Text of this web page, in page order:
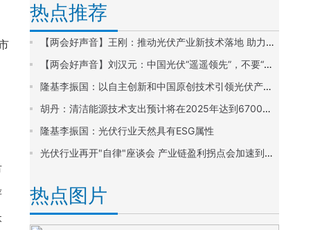
热点推荐
【两会好声音】王刚：推动光伏产业新技术落地 助力绿色能源体系建设
【两会好声音】刘汉元：中国光伏“遥遥领先”，不要“内卷踩踏”
隆基李振国：以自主创新和中国原创技术引领光伏产业发展
胡丹：清洁能源技术支出预计将在2025年达到6700亿美元
隆基李振国：光伏行业天然具有ESG属性
光伏行业再开"自律"座谈会 产业链盈利拐点会加速到来吗?
热点图片